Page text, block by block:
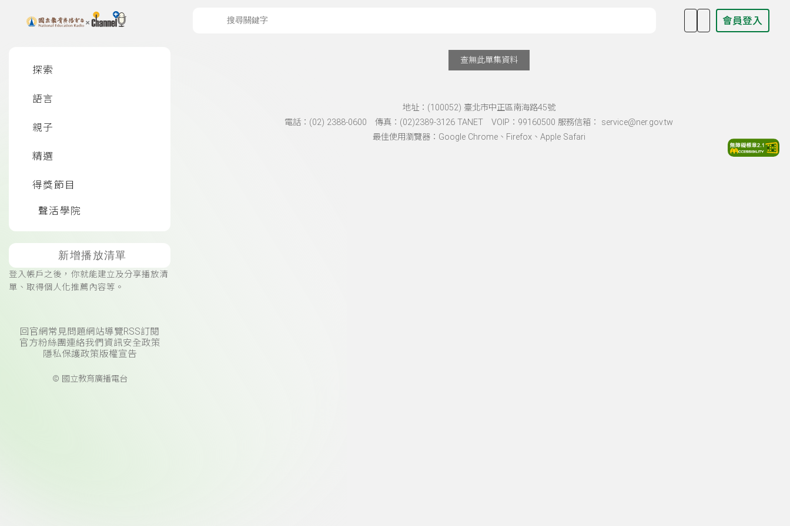
上方功能區塊 會員登入
探索
語言
親子
精選
得獎節目
聲活學院
新增播放清單
登入帳戶之後，你就能建立及分享播放清
單、取得個人化推薦內容等。
回官網常見問題網站導覽RSS訂閱
官方粉絲團連絡我們 資訊安全政策
隱私保護政策版權宣告
© 國立教育廣播電台
查無此單集資料
地址：(100052) 臺北市中正區南海路45號
電話：(02) 2388-0600 傳真：(02)2389-3126 TANET VOIP：99160500 服務信箱： service@ner.gov.tw
最佳使用瀏覽器：Google Chrome、Firefox、Apple Safari